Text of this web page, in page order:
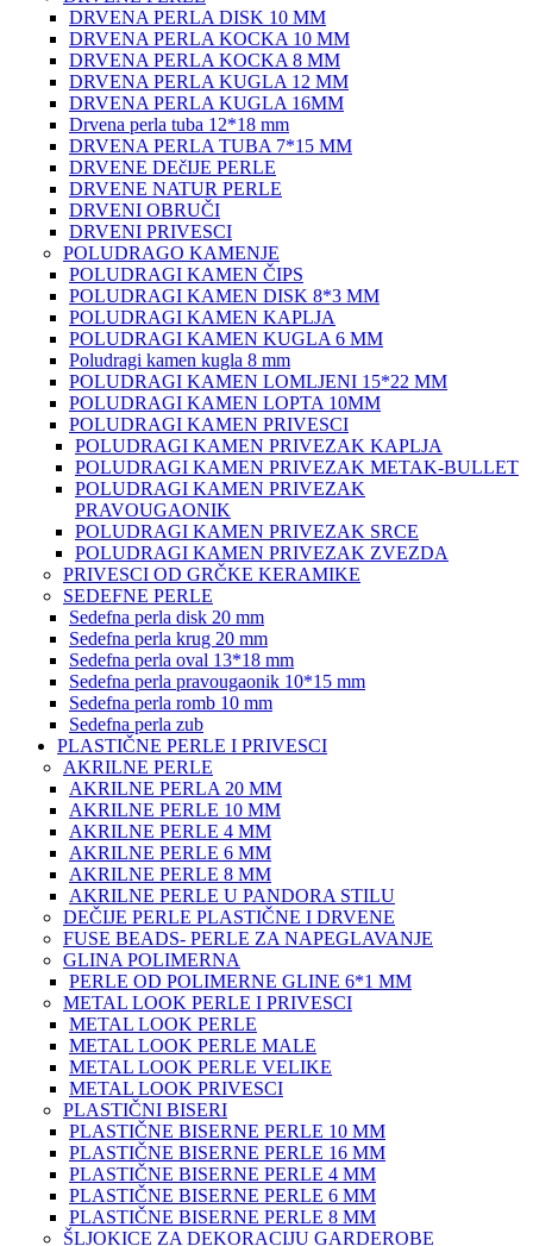
DRVENA PERLA DISK 10 MM
DRVENA PERLA KOCKA 10 MM
DRVENA PERLA KOCKA 8 MM
DRVENA PERLA KUGLA 12 MM
DRVENA PERLA KUGLA 16MM
Drvena perla tuba 12*18 mm
DRVENA PERLA TUBA 7*15 MM
DRVENE DEčIJE PERLE
DRVENE NATUR PERLE
DRVENI OBRUČI
DRVENI PRIVESCI
POLUDRAGO KAMENJE
POLUDRAGI KAMEN ČIPS
POLUDRAGI KAMEN DISK 8*3 MM
POLUDRAGI KAMEN KAPLJA
POLUDRAGI KAMEN KUGLA 6 MM
Poludragi kamen kugla 8 mm
POLUDRAGI KAMEN LOMLJENI 15*22 MM
POLUDRAGI KAMEN LOPTA 10MM
POLUDRAGI KAMEN PRIVESCI
POLUDRAGI KAMEN PRIVEZAK KAPLJA
POLUDRAGI KAMEN PRIVEZAK METAK-BULLET
POLUDRAGI KAMEN PRIVEZAK
PRAVOUGAONIK
POLUDRAGI KAMEN PRIVEZAK SRCE
POLUDRAGI KAMEN PRIVEZAK ZVEZDA
PRIVESCI OD GRČKE KERAMIKE
SEDEFNE PERLE
Sedefna perla disk 20 mm
Sedefna perla krug 20 mm
Sedefna perla oval 13*18 mm
Sedefna perla pravougaonik 10*15 mm
Sedefna perla romb 10 mm
Sedefna perla zub
PLASTIČNE PERLE I PRIVESCI
AKRILNE PERLE
AKRILNE PERLA 20 MM
AKRILNE PERLE 10 MM
AKRILNE PERLE 4 MM
AKRILNE PERLE 6 MM
AKRILNE PERLE 8 MM
AKRILNE PERLE U PANDORA STILU
DEČIJE PERLE PLASTIČNE I DRVENE
FUSE BEADS- PERLE ZA NAPEGLAVANJE
GLINA POLIMERNA
PERLE OD POLIMERNE GLINE 6*1 MM
METAL LOOK PERLE I PRIVESCI
METAL LOOK PERLE
METAL LOOK PERLE MALE
METAL LOOK PERLE VELIKE
METAL LOOK PRIVESCI
PLASTIČNI BISERI
PLASTIČNE BISERNE PERLE 10 MM
PLASTIČNE BISERNE PERLE 16 MM
PLASTIČNE BISERNE PERLE 4 MM
PLASTIČNE BISERNE PERLE 6 MM
PLASTIČNE BISERNE PERLE 8 MM
ŠLJOKICE ZA DEKORACIJU GARDEROBE